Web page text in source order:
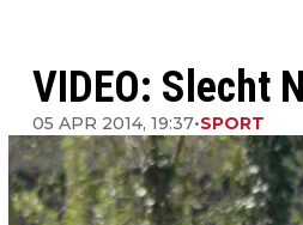
VIDEO: Slecht
05 APR 2014, 19:37•SPORT